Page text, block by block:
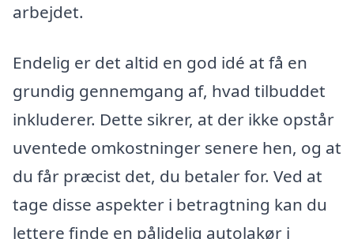
arbejdet.
Endelig er det altid en god idé at få en
grundig gennemgang af, hvad tilbuddet
inkluderer. Dette sikrer, at der ikke opstår
uventede omkostninger senere hen, og at
du får præcist det, du betaler for. Ved at
tage disse aspekter i betragtning kan du
lettere finde en pålidelig autolakør i